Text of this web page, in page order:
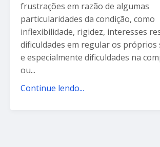
frustrações em razão de algumas
particularidades da condição, como
inflexibilidade, rigidez, interesses
dificuldades em regular os próprios
e especialmente dificuldades na
ou...
Continue lendo...